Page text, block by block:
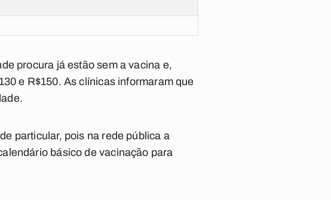
procura já estão sem a vacina e,
e R$150. As clínicas informaram que
particular, pois na rede pública a
básico de vacinação para